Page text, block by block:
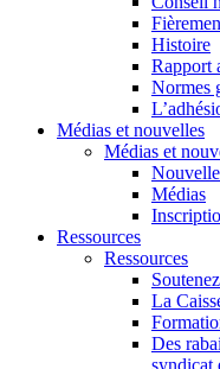
Histoire
Rapport
Normes
Médias et nouvelles
Médias et
Médias
Ressources
Ressources
La
Des